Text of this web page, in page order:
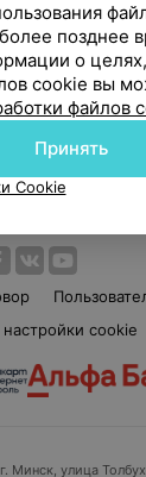
cookie
Минск, улица
позднее
о целях,
cookie вы
файлов
Принять
Cookie